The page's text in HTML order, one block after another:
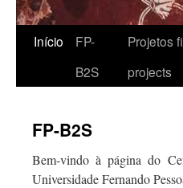
Início
FP-
B2S
Projetos
projects
FP-B2S
Bem-vindo à página do
Universidade Fernando